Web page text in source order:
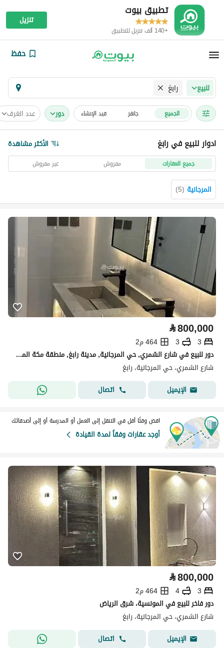
تطبيق بيوت
+140 ألف تنزيل للتطبيق
تنزيل
حفظ
للبيع رابغ
الجميع جاهز قيد الإنشاء دور عدد الغرف
ادوار للبيع في رابغ الأكثر مشاهدة
جميع العقارات مفروش غير مفروش
المرجانية (
5
)
⃁800,000
3
3
464 م2
دور للبيع في شارع الشمري, حي المرجانية, مدينة رابغ, منطقة مكة المكرمة
شارع الشمري، حي المرجانية، رابغ
الإيميل
اتصال
اقض وقتًا أقل في التنقل إلى العمل أو المدرسة أو إلى أصدقائك
أوجد عقارات وفقاً لمدة القيادة
⃁800,000
3
4
464 م2
دور فاخر للبيع في المونسية، شرق الرياض
شارع الشمري، حي المرجانية، رابغ
الإيميل
اتصال